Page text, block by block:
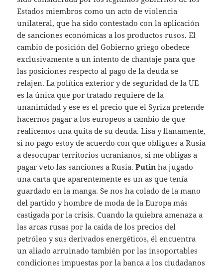
Estados miembros como un acto de violencia
unilateral, que ha sido contestado con la aplicación
de sanciones económicas a los productos rusos. El
cambio de posición del Gobierno griego obedece
exclusivamente a un intento de chantaje para que
las posiciones respecto al pago de la deuda se
relajen. La política exterior y de seguridad de la UE
es la única que por tratado requiere de la
unanimidad y ese es el precio que el Syriza pretende
hacernos pagar a los europeos a cambio de que
realicemos una quita de su deuda. Lisa y llanamente,
si no pago estoy de acuerdo con que obligues a Rusia
a desocupar territorios ucranianos, si me obligas a
pagar veto las sanciones a Rusia.Putin ha jugado
una carta que aparentemente es un as que tenía
guardado en la manga. Se nos ha colado de la mano
del partido y hombre de moda de la Europa más
castigada por la crisis. Cuando la quiebra amenaza a
las arcas rusas por la caída de los precios del
petróleo y sus derivados energéticos, él encuentra
un aliado arruinado también por las insoportables
condiciones impuestas por la banca a los ciudadanos